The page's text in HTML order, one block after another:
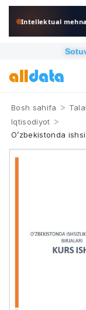
Intellektual
Bosh sahifa >
Iqtisodiyot >
O’zbekistonda